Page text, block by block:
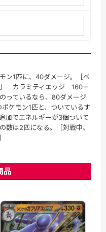
ン1匹に、40ダメージ。［ベ
］ カラミティエッジ 160＋
っているなら、80ダメージ
ケモン1匹と、ついているす
加でエネルギーが3個ついて
数は2匹になる。［対戦中、
品